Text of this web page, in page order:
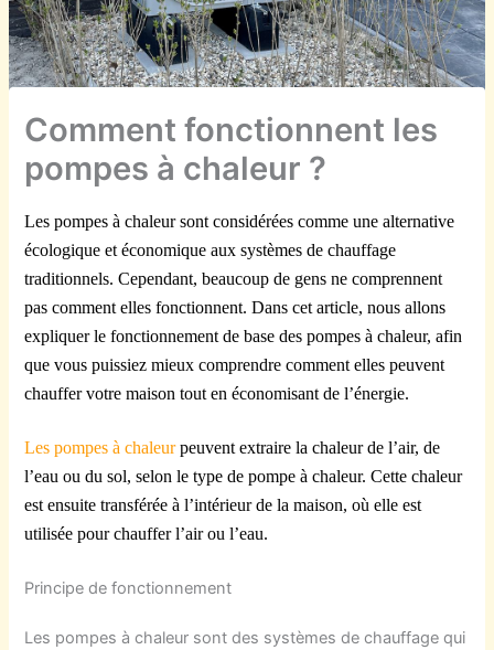
Comment fonctionnent les
pompes à chaleur ?
Les pompes à chaleur sont considérées comme une alternative
écologique et économique aux systèmes de chauffage
traditionnels. Cependant, beaucoup de gens ne comprennent
pas comment elles fonctionnent. Dans cet article, nous allons
expliquer le fonctionnement de base des pompes à chaleur, afin
que vous puissiez mieux comprendre comment elles peuvent
chauffer votre maison tout en économisant de l’énergie.
Les pompes à chaleurpeuvent extraire la chaleur de l’air, de
l’eau ou du sol, selon le type de pompe à chaleur. Cette chaleur
est ensuite transférée à l’intérieur de la maison, où elle est
utilisée pour chauffer l’air ou l’eau.
Principe de fonctionnement
Les pompes à chaleur sont des systèmes de chauffage qui